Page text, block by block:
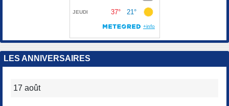
LES ANNIVERSAIRES
17 août